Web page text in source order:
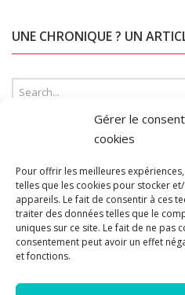
Gérer le
cookies
Pour offrir les meilleures
telles que les cookies pour stocker
appareils. Le fait de consentir à ces
traiter des données telles que le
uniques sur ce site. Le fait de ne pas
consentement peut avoir un effet
et fonctions.
UNE CHRONIQUE ? UN
SUR LA TOILE…
Blogroll